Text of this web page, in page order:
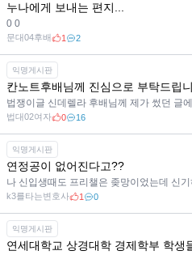
누나에게 보내는 편지...
0 0
문대04후배 1 2
익명게시판
칸노트후배님께 진심으로 부탁드립
법대02여자 0 16
익명게시판
연정공이 없어진다고??
나 신입생때도 프리챌은 좆망이었는데 신
k3를타는변호사 1 0
익명게시판
연세대학교 상경대학 경제학부 학생